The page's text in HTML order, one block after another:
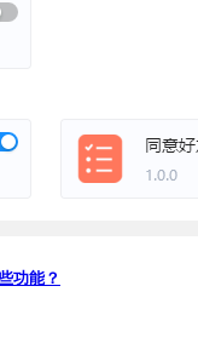
功能？